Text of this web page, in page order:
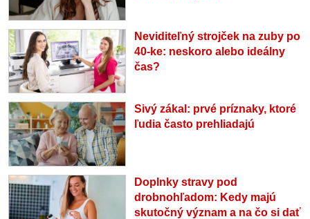
Neviditeľný strojček na zuby po
40-ke: neskoro alebo ideálny
čas?
Sivý zákal: prvé príznaky, ktoré
ľudia často prehliadajú
Doplnky stravy pod
drobnohľadom: Kedy majú
skutočný význam a na čo si dať